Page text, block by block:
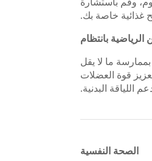
غذائية خاصة بك.
الرياضية بانتظام
ما لا يقل
قوة العضلات
اللياقة البدنية.
الصحة النفسية